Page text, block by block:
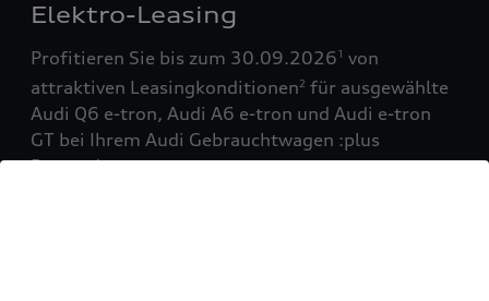
Elektro-Leasing
Profitieren Sie bis zum 30.09.20261 von
attraktiven Leasingkonditionen2 für ausgewählte
Audi Q6 e-tron, Audi A6 e-tron und Audi e-tron
GT bei Ihrem Audi Gebrauchtwagen :plus
Partner!